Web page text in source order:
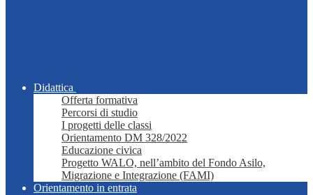
Didattica
Offerta formativa
Percorsi di studio
I progetti delle classi
Orientamento DM 328/2022
Educazione civica
Progetto WALO, nell’ambito del Fondo Asilo,
Migrazione e Integrazione (FAMI)
Orientamento in entrata